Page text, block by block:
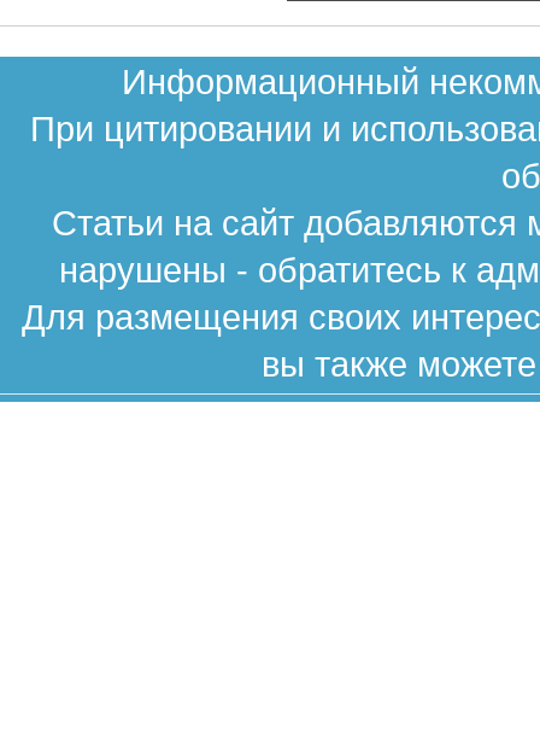
Информационный
При цитировании и
Статьи на сайт
нарушены - обратитесь к
Для размещения своих
вы также